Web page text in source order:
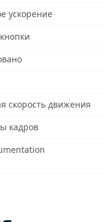
ускорение
скорость движения
кадров